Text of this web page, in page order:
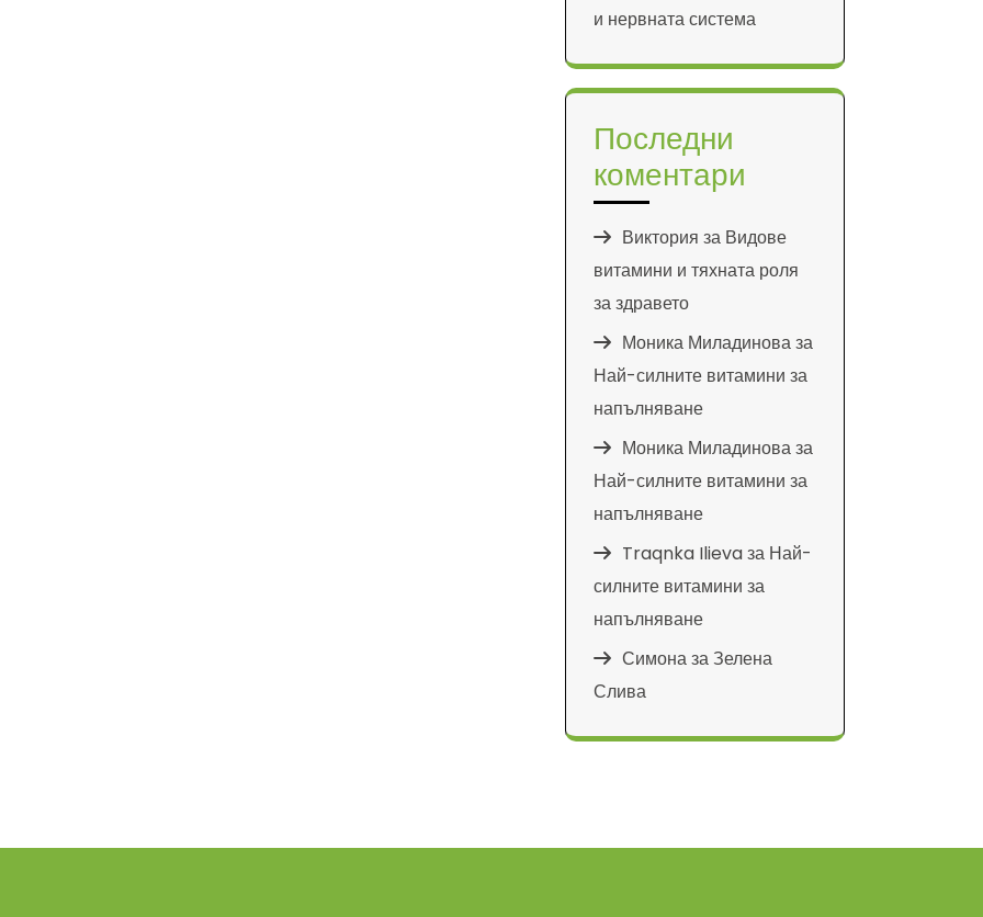
и нервната система
Последни
коментари
Виктория за Видове
витамини и тяхната роля
за здравето
Моника Миладиноваза
Най-силните витамини за
напълняване
Моника Миладиноваза
Най-силните витамини за
напълняване
Traqnka Ilievaза Най-
силните витамини за
напълняване
СимоназаЗелена
Слива